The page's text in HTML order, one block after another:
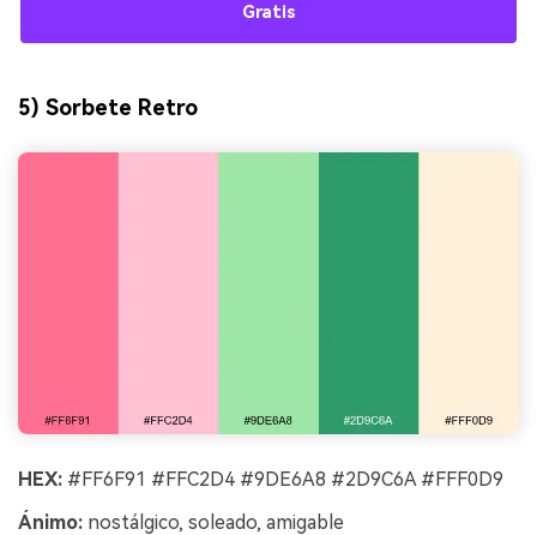
Gratis
5) Sorbete Retro
HEX: #FF6F91 #FFC2D4 #9DE6A8 #2D9C6A #FFF0D9
Ánimo: nostálgico, soleado, amigable